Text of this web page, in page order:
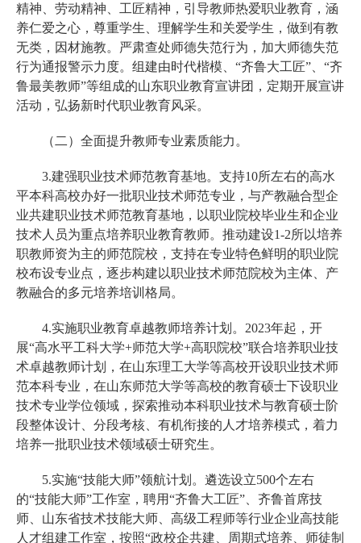
精神、劳动精神、工匠精神，引导教师热爱职业教育，涵
养仁爱之心，尊重学生、理解学生和关爱学生，做到有教
无类，因材施教。严肃查处师德失范行为，加大师德失范
行为通报警示力度。组建由时代楷模、“齐鲁大工匠”、“齐
鲁最美教师”等组成的山东职业教育宣讲团，定期开展宣讲
活动，弘扬新时代职业教育风采。
（二）全面提升教师专业素质能力。
3.建强职业技术师范教育基地。支持10所左右的高水
平本科高校办好一批职业技术师范专业，与产教融合型企
业共建职业技术师范教育基地，以职业院校毕业生和企业
技术人员为重点培养职业教育教师。推动建设1-2所以培养
职教师资为主的师范院校，支持在专业特色鲜明的职业院
校布设专业点，逐步构建以职业技术师范院校为主体、产
教融合的多元培养培训格局。
4.实施职业教育卓越教师培养计划。2023年起，开
展“高水平工科大学+师范大学+高职院校”联合培养职业技
术卓越教师计划，在山东理工大学等高校开设职业技术师
范本科专业，在山东师范大学等高校的教育硕士下设职业
技术专业学位领域，探索推动本科职业技术与教育硕士阶
段整体设计、分段考核、有机衔接的人才培养模式，着力
培养一批职业技术领域硕士研究生。
5.实施“技能大师”领航计划。遴选设立500个左右
的“技能大师”工作室，聘用“齐鲁大工匠”、齐鲁首席技
师、山东省技术技能大师、高级工程师等行业企业高技能
人才组建工作室，按照“政校企共建、周期式培养、师徒制